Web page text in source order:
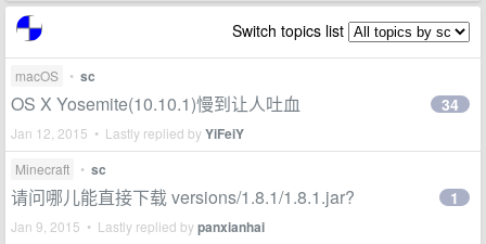
Switch topics list
macOS • sc
OS X Yosemite(10.10.1)慢到让人吐血
Jan 12, 2015 • Lastly replied byYiFeiY
34
Minecraft • sc
请问哪儿能直接下载 versions/1.8.1/1.8.1.jar?
Jan 9, 2015 • Lastly replied bypanxianhai
1